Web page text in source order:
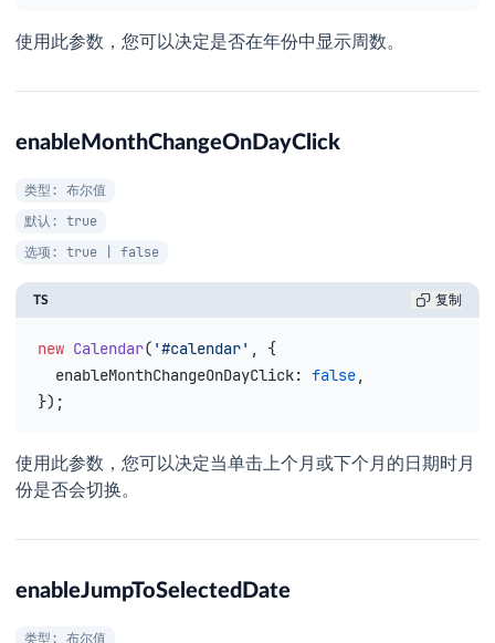
使用此参数，您可以决定是否在年份中显示周数。
enableMonthChangeOnDayClick
类型: 布尔值
默认: true
选项: true | false
TS 复制
new Calendar( '#calendar' , {
  enableMonthChangeOnDayClick
: false,
});
使用此参数，您可以决定当单击上个月或下个月的日期时月
份是否会切换。
enableJumpToSelectedDate
类型: 布尔值